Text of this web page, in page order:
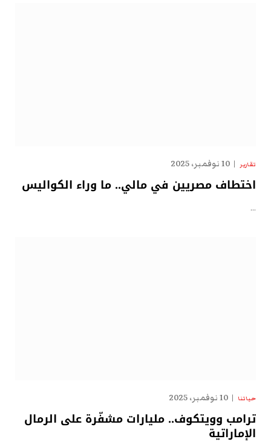
تقارير 10 نوفمبر، 2025
اختطاف مصريين في مالي.. ما وراء الكواليس
…
حياتنا 10 نوفمبر، 2025
ترامب وويتكوف.. مليارات مشفّرة على الرمال
الإماراتية